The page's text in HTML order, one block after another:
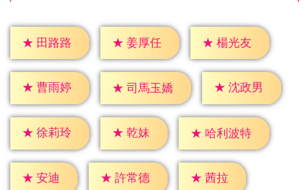
★ 田路路 ★ 姜厚任 ★ 楊光友
★ 曹雨婷 ★ 司馬玉嬌 ★ 沈政男
★ 徐莉玲 ★ 乾妹 ★ 哈利波特
★ 安迪 ★ 許常德 ★ 茜拉